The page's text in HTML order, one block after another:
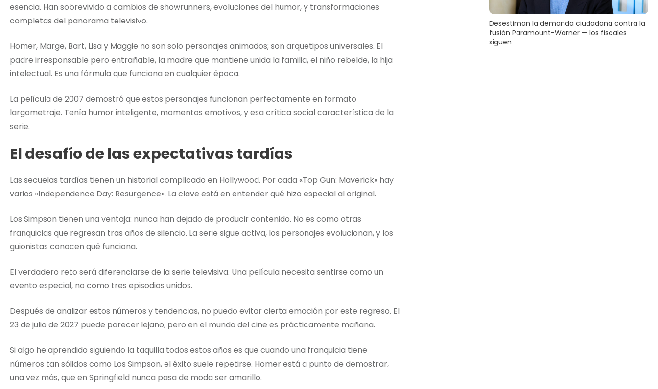
esencia. Han sobrevivido a cambios de showrunners, evoluciones del humor, y transformaciones
completas del panorama televisivo.
Homer, Marge, Bart, Lisa y Maggie no son solo personajes animados; son arquetipos universales. El
padre irresponsable pero entrañable, la madre que mantiene unida la familia, el niño rebelde, la hija
intelectual. Es una fórmula que funciona en cualquier época.
La película de 2007 demostró que estos personajes funcionan perfectamente en formato
largometraje. Tenía humor inteligente, momentos emotivos, y esa crítica social característica de la
serie.
El desafío de las expectativas tardías
Las secuelas tardías tienen un historial complicado en Hollywood. Por cada «Top Gun: Maverick» hay
varios «Independence Day: Resurgence». La clave está en entender qué hizo especial al original.
Los Simpson tienen una ventaja: nunca han dejado de producir contenido. No es como otras
franquicias que regresan tras años de silencio. La serie sigue activa, los personajes evolucionan, y los
guionistas conocen qué funciona.
El verdadero reto será diferenciarse de la serie televisiva. Una película necesita sentirse como un
evento especial, no como tres episodios unidos.
Después de analizar estos números y tendencias, no puedo evitar cierta emoción por este regreso. El
23 de julio de 2027 puede parecer lejano, pero en el mundo del cine es prácticamente mañana.
Si algo he aprendido siguiendo la taquilla todos estos años es que cuando una franquicia tiene
números tan sólidos como Los Simpson, el éxito suele repetirse. Homer está a punto de demostrar,
una vez más, que en Springfield nunca pasa de moda ser amarillo.
Desestiman la demanda ciudadana contra la
fusión Paramount-Warner — los fiscales
siguen